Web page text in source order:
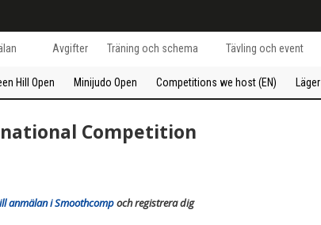
Avgifter Träning och schema Tävling och event
Hill Open Minijudo Open Competitions we host (EN) Läger
Competition
anmälan i Smoothcompoch registrera dig